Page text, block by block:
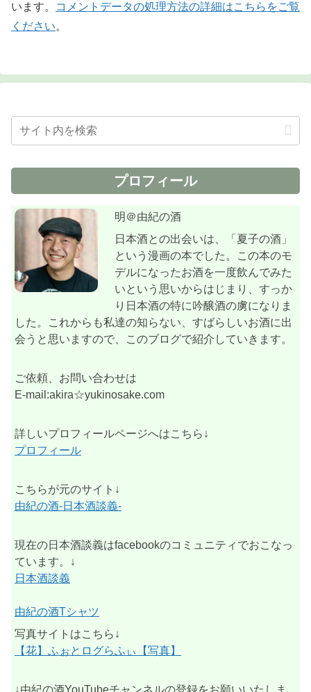
います。
コメントデータの処理方法の詳細はこちらをご覧
ください。
プロフィール
明＠由紀の酒
日本酒との出会いは、「夏子の酒」
という漫画の本でした。この本のモ
デルになったお酒を一度飲んでみた
いという思いからはじまり、すっか
り日本酒の特に吟醸酒の虜になりま
した。これからも私達の知らない、すばらしいお酒に出
会うと思いますので、このブログで紹介していきます。
ご依頼、お問い合わせは
E-mail:akira☆yukinosake.com
詳しいプロフィールページへはこちら↓
プロフィール
こちらが元のサイト↓
由紀の酒-日本酒談義-
現在の日本酒談義はfacebookのコミュニティでおこなっ
ています。↓
日本酒談義
由紀の酒Tシャツ
写真サイトはこちら↓
【花】ふぉとログらふぃ【写真】
↓由紀の酒YouTubeチャンネルの登録をお願いいたしま